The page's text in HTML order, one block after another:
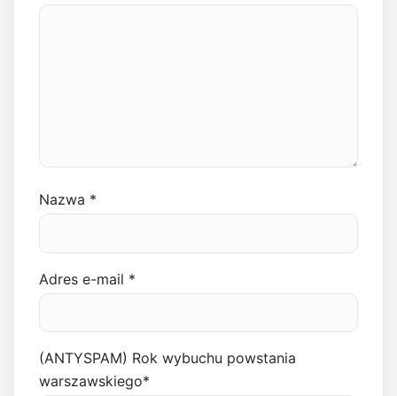
Nazwa *
Adres e-mail *
(ANTYSPAM) Rok wybuchu powstania
warszawskiego*